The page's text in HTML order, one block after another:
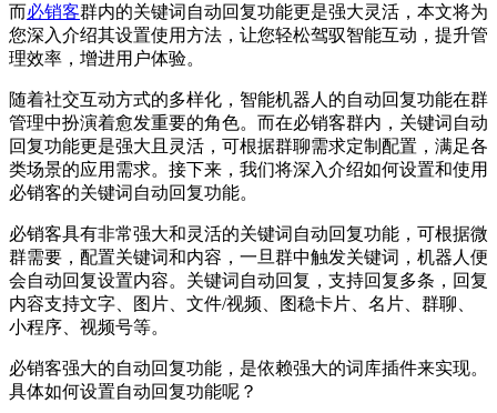
而必销客群内的关键词自动回复功能更是强大灵活，本文将为
您深入介绍其设置使用方法，让您轻松驾驭智能互动，提升管
理效率，增进用户体验。
随着社交互动方式的多样化，智能机器人的自动回复功能在群
管理中扮演着愈发重要的角色。而在必销客群内，关键词自动
回复功能更是强大且灵活，可根据群聊需求定制配置，满足各
类场景的应用需求。接下来，我们将深入介绍如何设置和使用
必销客的关键词自动回复功能。
必销客具有非常强大和灵活的关键词自动回复功能，可根据微
群需要，配置关键词和内容，一旦群中触发关键词，机器人便
会自动回复设置内容。关键词自动回复，支持回复多条，回复
内容支持文字、图片、文件/视频、图稳卡片、名片、群聊、
小程序、视频号等。
必销客强大的自动回复功能，是依赖强大的词库插件来实现。
具体如何设置自动回复功能呢？